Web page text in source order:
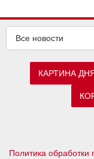
Все новости
КАРТИНА
Политика